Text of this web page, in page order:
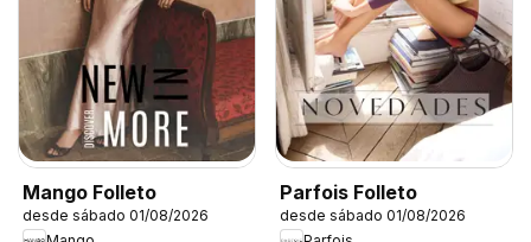
Mango Folleto
desde sábado 01/08/2026
Parfois Folleto
desde sábado 01/08/2026